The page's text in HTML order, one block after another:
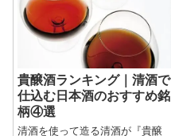
貴醸酒ランキング｜清酒で
仕込む日本酒のおすすめ銘
柄④選
清酒を使って造る清酒が『貴醸